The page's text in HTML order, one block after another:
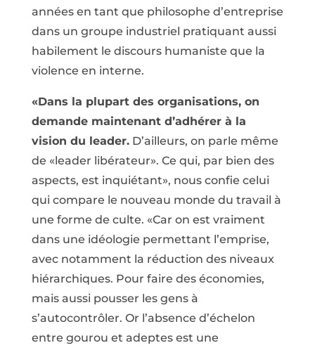
années en tant que philosophe d’entreprise
dans un groupe industriel pratiquant aussi
habilement le discours humaniste que la
violence en interne.
«Dans la plupart des organisations, on
demande maintenant d’adhérer à la
vision du leader.D’ailleurs, on parle même
de «leader libérateur». Ce qui, par bien des
aspects, est inquiétant», nous confie celui
qui compare le nouveau monde du travail à
une forme de culte. «Car on est vraiment
dans une idéologie permettant l’emprise,
avec notamment la réduction des niveaux
hiérarchiques. Pour faire des économies,
mais aussi pousser les gens à
s’autocontrôler. Or l’absence d’échelon
entre gourou et adeptes est une